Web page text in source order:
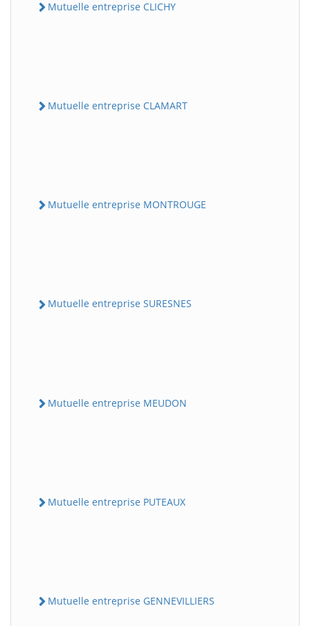
Mutuelle entreprise CLICHY
Mutuelle entreprise CLAMART
Mutuelle entreprise MONTROUGE
Mutuelle entreprise SURESNES
Mutuelle entreprise MEUDON
Mutuelle entreprise PUTEAUX
Mutuelle entreprise GENNEVILLIERS